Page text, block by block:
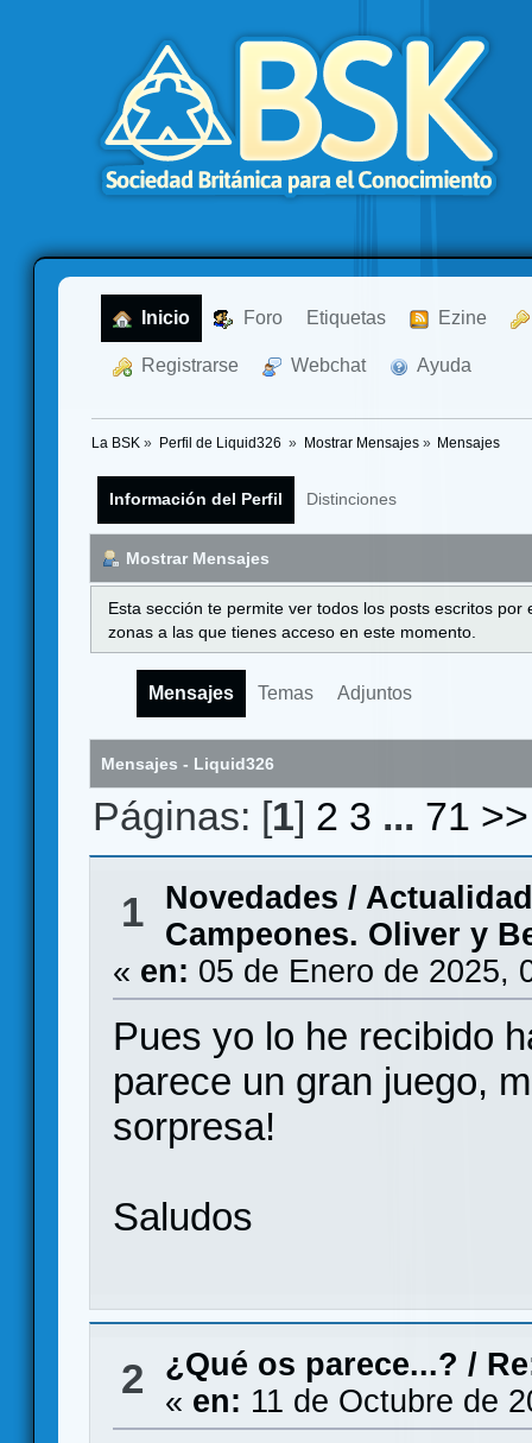
Inicio Foro Etiquetas Ezine
Registrarse Webchat Ayuda
La BSK » Perfil de Liquid326 » Mostrar Mensajes» Mensajes
Información del Perfil Distinciones
Mostrar Mensajes
Esta sección te permite ver todos los posts escritos
zonas a las que tienes acceso en este momento.
Mensajes Temas Adjuntos
Mensajes - Liquid326
Páginas: [1] 2 3 ... 71 >>
1
Novedades / Actualidad
Campeones. Oliver y
« en: 05 de Enero de 2025,
Pues yo lo he recibido
parece un gran juego,
sorpresa!
Saludos
2 ¿Qué os parece...? /
« en: 11 de Octubre de